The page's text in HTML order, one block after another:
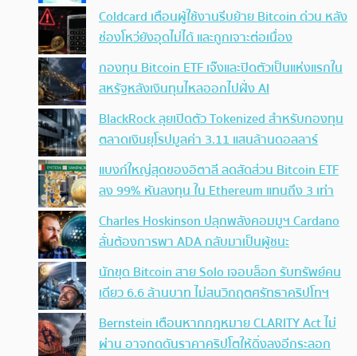
Coldcard เตือนผู้ใช้งานรีบย้าย Bitcoin ด่วน หลัง
ช่องโหว่ยังอุดไม่ได้ และถูกเจาะต่อเนื่อง
กองทุน Bitcoin ETF เจ๊งและปิดตัวเป็นแห่งแรกใน
สหรัฐหลังเงินทุนไหลออกไปฝั่ง AI
BlackRock ลุยเปิดตัว Tokenized สำหรับกองทุน
ตลาดเงินยุโรปมูลค่า 3.11 แสนล้านดอลลาร์
แบงก์ใหญ่สุดของอิตาลี ลดสัดส่วน Bitcoin ETF
ลง 99% หันลงทุน ใน Ethereum แทนถึง 3 เท่า
Charles Hoskinson ปลุกพลังคอมมูฯ Cardano
ลั่นต้องการพา ADA กลับมาเป็นผู้ชนะ
นักขุด Bitcoin สาย Solo เจอบล็อก รับทรัพย์คน
เดียว 6.6 ล้านบาท ไม่สนวิกฤตศรัทธาคริปโทฯ
Bernstein เตือนหากกฎหมาย CLARITY Act ไม่
ผ่าน อาจกดดันราคาคริปโตให้ดิ่งลงอีกระลอก